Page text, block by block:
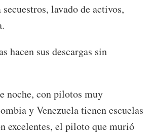
lavado de activos,
hacen sus descargas sin
noche, con pilotos muy
y Venezuela tienen escuelas
excelentes, el piloto que murió